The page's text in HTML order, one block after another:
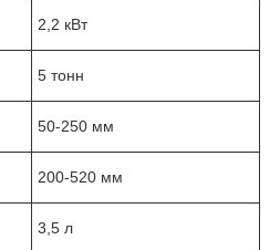
2,2 кВт
5 тонн
50-250 мм
200-520 мм
3,5 л